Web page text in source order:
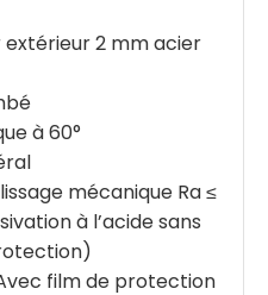
extérieur 2 mm acier
à 60°
mécanique Ra ≤
à l’acide sans
film de protection